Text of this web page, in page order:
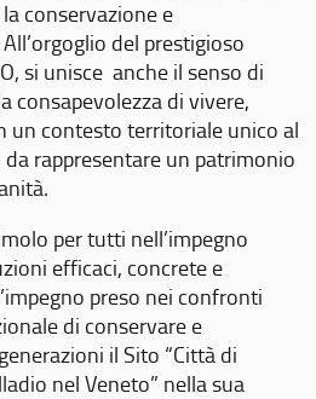
conservazione e
del prestigioso
si unisce anche il senso di
consapevolezza di vivere,
un contesto territoriale unico al
rappresentare un patrimonio
per tutti nell’impegno
efficaci, concrete e
preso nei confronti
di conservare e
il Sito “Città di
nel Veneto” nella sua